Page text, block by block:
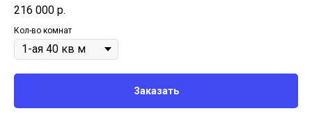
216 000 р.
Кол-во комнат
Заказать